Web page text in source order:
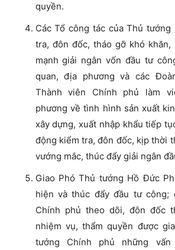
quyền.
Các Tổ công tác của Thủ tướng
tra, đôn đốc, tháo gỡ khó khăn,
mạnh giải ngân vốn đầu tư
quan, địa phương và các
Thành viên Chính phủ làm
phương về tình hình sản xuất
xây dựng, xuất nhập khẩu tiếp
động kiểm tra, đôn đốc, kịp thời
vướng mắc, thúc đẩy giải ngân
Giao Phó Thủ tướng Hồ Đức
hiện và thúc đẩy đầu tư công;
Chính phủ theo dõi, đôn đốc
nhiệm vụ, thẩm quyền được
tướng Chính phủ những